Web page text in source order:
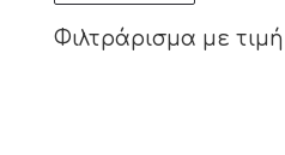
Φιλτράρισμα με τιμή